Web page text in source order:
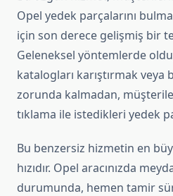
Opel yedek parçalarını
için son derece gelişmiş bir
Geleneksel yöntemlerde
katalogları karıştırmak
zorunda kalmadan,
tıklama ile istedikleri yedek
Bu benzersiz hizmetin en
hızıdır. Opel aracınızda
durumunda, hemen tamir